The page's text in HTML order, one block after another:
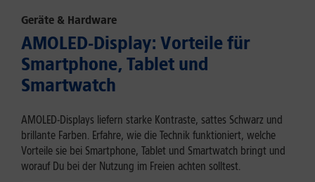
Geräte & Hardware
AMOLED-Display: Vorteile für
Smartphone, Tablet und
Smartwatch
AMOLED-Displays liefern starke Kontraste, sattes Schwarz und
brillante Farben. Erfahre, wie die Technik funktioniert, welche
Vorteile sie bei Smartphone, Tablet und Smartwatch bringt und
worauf Du bei der Nutzung im Freien achten solltest.